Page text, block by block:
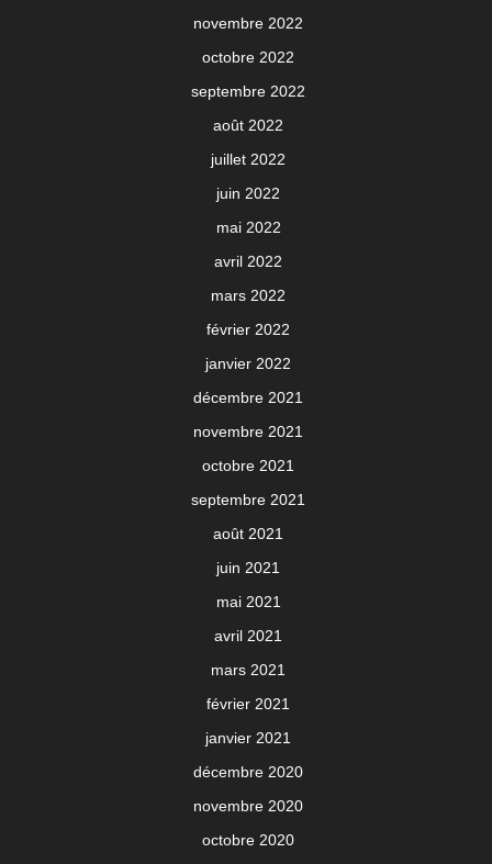
novembre 2022
octobre 2022
septembre 2022
août 2022
juillet 2022
juin 2022
mai 2022
avril 2022
mars 2022
février 2022
janvier 2022
décembre 2021
novembre 2021
octobre 2021
septembre 2021
août 2021
juin 2021
mai 2021
avril 2021
mars 2021
février 2021
janvier 2021
décembre 2020
novembre 2020
octobre 2020